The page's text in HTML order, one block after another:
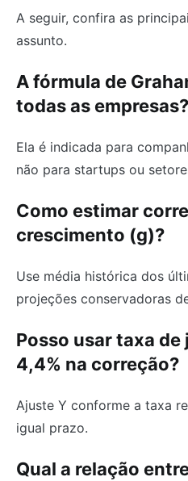
A seguir, confira as
assunto.
A fórmula de
todas as empresas?
Ela é indicada para
não para startups ou
Como estimar
crescimento (g)?
Use média histórica dos
projeções conservadoras
Posso usar taxa
4,4% na correção?
Ajuste Y conforme a taxa
igual prazo.
Qual a relação